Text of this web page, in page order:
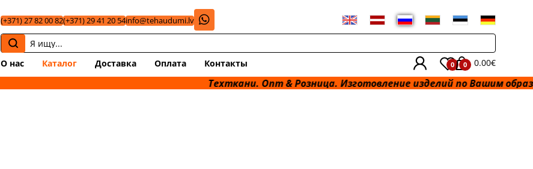
(+371) 27 82 00 82(+371) 29 41 20 54info@tehaudumi.lv
О нас Каталог Доставка Оплата Контакты 0 0 0.00€
Техткани. Опт & Розница. Изготовление изделий по Вашим образцам и